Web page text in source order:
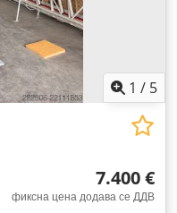
1 / 5
7.400 €
фиксна цена додава се ДДВ